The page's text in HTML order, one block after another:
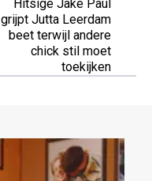
Hitsige Jake Paul
grijpt Jutta Leerdam
beet terwijl andere
chick stil moet
toekijken